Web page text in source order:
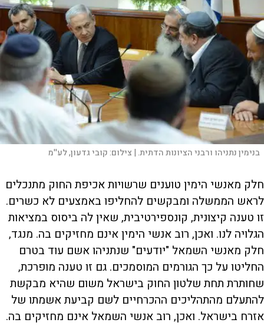
בנימין נתניהו ורבני הציונות הדתית. | צילום:קובי גדעון, לע''מ
חלק מאנשי הימין טוענים שרשויות אכיפת החוק מתנכלים
לראש הממשלה ומבקשים להחליפו באמצעים לא כשרים.
זו טענה קיצונית, קונספירטיבית, שאין לה ביסוס במציאות
הגלויה לנו. ואכן, רוב אנשי הימין אינם מחזיקים בה. מנגד,
חלק מאנשי השמאל "יודעים" שנתניהו אשם עוד בטרם
החליטו על כך הגורמים המוסמכים. גם זו טענה מופרכת,
שחותרת תחת שלטון החוק בישראל משום שהיא מבקשת
להתעלם מהתהליכים ההכרחיים לשם קביעת אשמתו של
אזרח בישראל. ואכן, רוב אנשי השמאל אינם מחזיקים בה.